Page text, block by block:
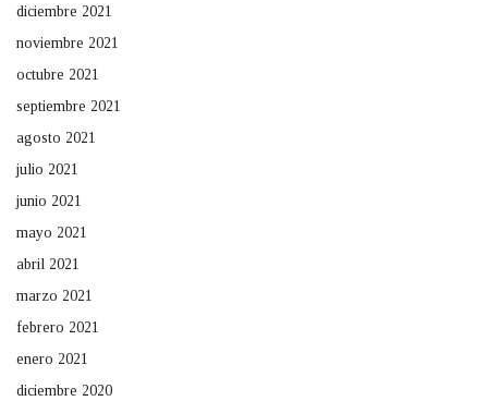
diciembre 2021
noviembre 2021
octubre 2021
septiembre 2021
agosto 2021
julio 2021
junio 2021
mayo 2021
abril 2021
marzo 2021
febrero 2021
enero 2021
diciembre 2020